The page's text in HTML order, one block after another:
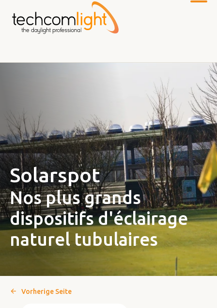
Solarspot
Nos plus grands
dispositifs d'éclairage
naturel tubulaires
Vorherige Seite